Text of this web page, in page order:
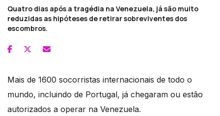
Quatro dias após a tragédia na Venezuela, já são muito
reduzidas as hipóteses de retirar sobreviventes dos
escombros.
Mais de 1600 socorristas internacionais de todo o
mundo, incluindo de Portugal, já chegaram ou estão
autorizados a operar na Venezuela.